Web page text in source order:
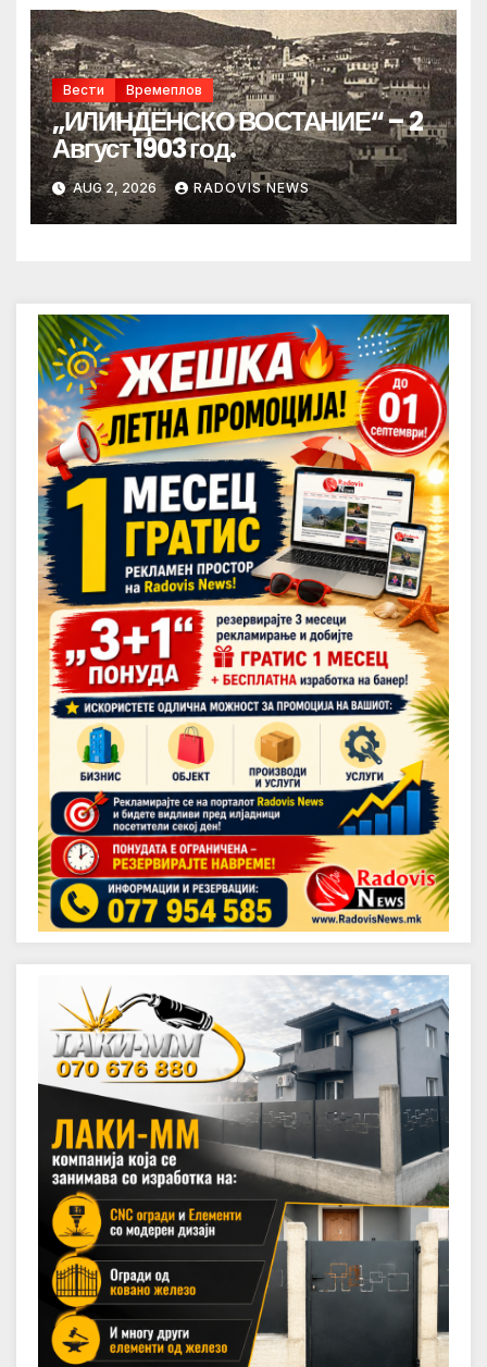
Вести Времеплов
„ИЛИНДЕНСКО ВОСТАНИЕ“ – 2
Август 1903 год.
AUG 2, 2026 RADOVIS NEWS